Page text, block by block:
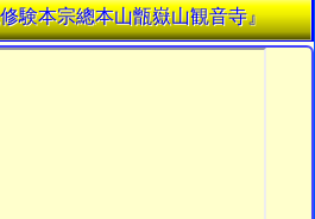
験本宗總本山甑嶽山観音寺』